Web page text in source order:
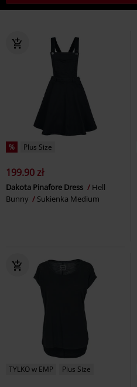
% Plus Size
199.90 zł
Dakota Pinafore Dress
Hell
Bunny
Sukienka Medium
TYLKO w EMP Plus Size